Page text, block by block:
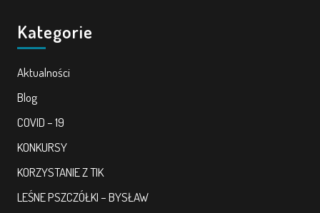
Kategorie
Aktualności
Blog
COVID – 19
KONKURSY
KORZYSTANIE Z TIK
LEŚNE PSZCZÓŁKI – BYSŁAW